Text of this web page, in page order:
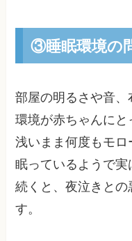
③睡眠環境の
部屋の明るさや音
環境が赤ちゃんに
浅いまま何度もモロ
眠っているようで
続くと、夜泣きとの
す。